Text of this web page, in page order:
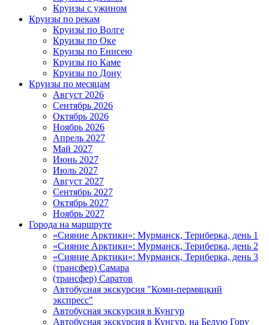
Круизы с ужином
Круизы по рекам
Круизы по Волге
Круизы по Оке
Круизы по Енисею
Круизы по Каме
Круизы по Дону
Круизы по месяцам
Август 2026
Сентябрь 2026
Октябрь 2026
Ноябрь 2026
Апрель 2027
Май 2027
Июнь 2027
Июль 2027
Август 2027
Сентябрь 2027
Октябрь 2027
Ноябрь 2027
Города на маршруте
«Сияние Арктики»: Мурманск, Териберка, день 1
«Сияние Арктики»: Мурманск, Териберка, день 2
«Сияние Арктики»: Мурманск, Териберка, день 3
(трансфер) Самара
(трансфер) Саратов
Автобусная экскурсия "Коми-пермяцкий
экспресс"
Автобусная экскурсия в Кунгур
Автобусная экскурсия в Кунгур, на Белую Гору